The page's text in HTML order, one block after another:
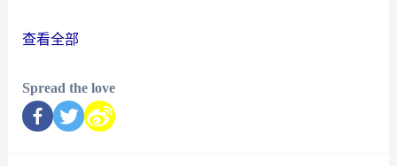
查看全部
Spread the love